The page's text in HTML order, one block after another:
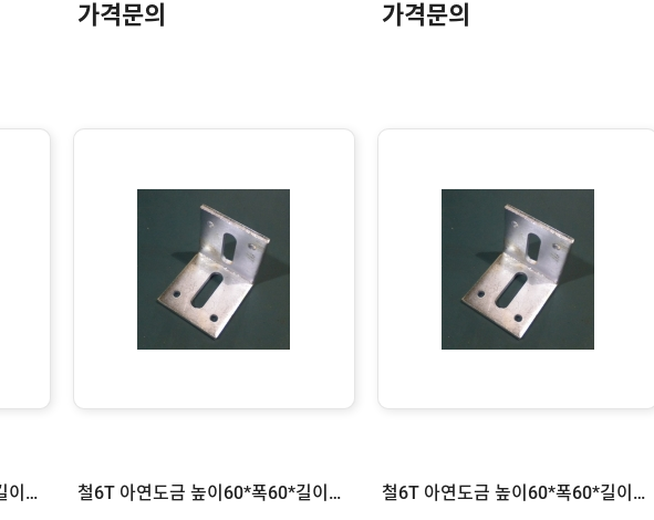
가격문의 가격문의
철6T 아연도금 높이60*폭60*길이180 철6T 아연도금 높이60*폭60*길이150 철6T 아연도금 높이60*폭60*길이120